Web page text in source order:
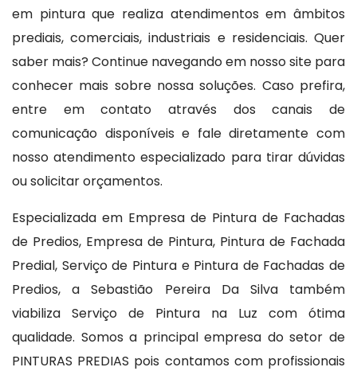
em pintura que realiza atendimentos em âmbitos
prediais, comerciais, industriais e residenciais. Quer
saber mais? Continue navegando em nosso site para
conhecer mais sobre nossa soluções. Caso prefira,
entre em contato através dos canais de
comunicação disponíveis e fale diretamente com
nosso atendimento especializado para tirar dúvidas
ou solicitar orçamentos.
Especializada em Empresa de Pintura de Fachadas
de Predios, Empresa de Pintura, Pintura de Fachada
Predial, Serviço de Pintura e Pintura de Fachadas de
Predios, a Sebastião Pereira Da Silva também
viabiliza Serviço de Pintura na Luz com ótima
qualidade. Somos a principal empresa do setor de
PINTURAS PREDIAS pois contamos com profissionais